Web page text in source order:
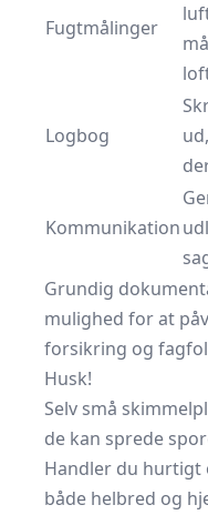
Fugtmålinger
Logbog
Kommunikation
Grundig
mulighed for at
forsikring og
Husk!
Selv små
de kan sprede
Handler du hurtigt
både helbred og